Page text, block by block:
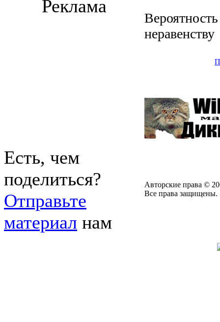
неравенству
Реклама
Есть, чем
поделиться?
Отправьте
материал нам
Авторские права ©
Все права защищены.